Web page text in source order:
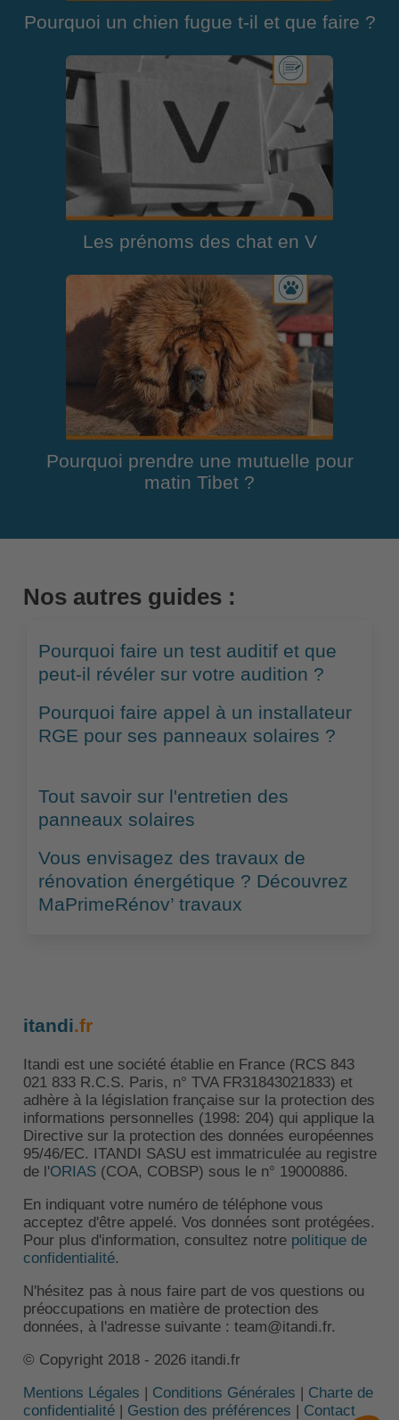
Pourquoi un chien fugue t-il et que faire ?
Les prénoms des chat en V
Pourquoi prendre une mutuelle pour
matin Tibet ?
Nos autres guides :
Pourquoi faire un test auditif et que
peut-il révéler sur votre audition ?
Pourquoi faire appel à un installateur
RGE pour ses panneaux solaires ?
Tout savoir sur l'entretien des
panneaux solaires
Vous envisagez des travaux de
rénovation énergétique ? Découvrez
MaPrimeRénov’ travaux
itandi.fr
Itandi est une société établie en France (RCS 843
021 833 R.C.S. Paris, n° TVA FR31843021833) et
adhère à la législation française sur la protection des
informations personnelles (1998: 204) qui applique la
Directive sur la protection des données européennes
95/46/EC. ITANDI SASU est immatriculée au registre
de l'ORIAS(COA, COBSP) sous le n° 19000886.
En indiquant votre numéro de téléphone vous
acceptez d'être appelé. Vos données sont protégées.
Pour plus d'information, consultez notre politique de
confidentialité.
N'hésitez pas à nous faire part de vos questions ou
préoccupations en matière de protection des
données, à l'adresse suivante : team@itandi.fr.
© Copyright 2018 - 2026 itandi.fr
Mentions Légales | Conditions Générales | Charte de
confidentialité| Gestion des préférences | Contact